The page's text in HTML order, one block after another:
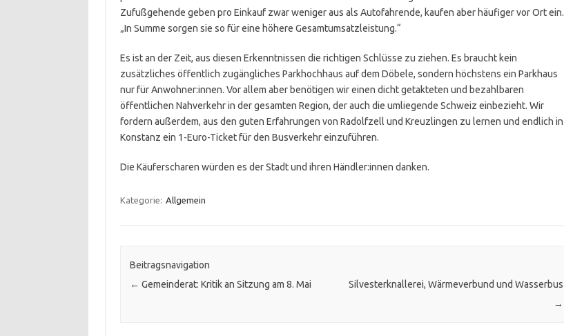
Zufußgehende geben pro Einkauf zwar weniger aus als Autofahrende, kaufen aber häufiger vor Ort ein.
„In Summe sorgen sie so für eine höhere Gesamtumsatzleistung.“
Es ist an der Zeit, aus diesen Erkenntnissen die richtigen Schlüsse zu ziehen. Es braucht kein
zusätzliches öffentlich zugängliches Parkhochhaus auf dem Döbele, sondern höchstens ein Parkhaus
nur für Anwohner:innen. Vor allem aber benötigen wir einen dicht getakteten und bezahlbaren
öffentlichen Nahverkehr in der gesamten Region, der auch die umliegende Schweiz einbezieht. Wir
fordern außerdem, aus den guten Erfahrungen von Radolfzell und Kreuzlingen zu lernen und endlich in
Konstanz ein 1-Euro-Ticket für den Busverkehr einzuführen.
Die Käuferscharen würden es der Stadt und ihren Händler:innen danken.
Kategorie: Allgemein
Beitragsnavigation
← Gemeinderat: Kritik an Sitzung am 8. Mai
Silvesterknallerei, Wärmeverbund und Wasserbus
→